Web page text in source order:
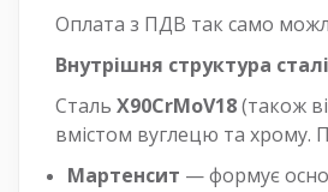
Оплата з ПДВ так само
Внутрішня структура
Сталь X90CrMoV18(також
вмістом вуглецю та хрому.
Мартенсит — формує